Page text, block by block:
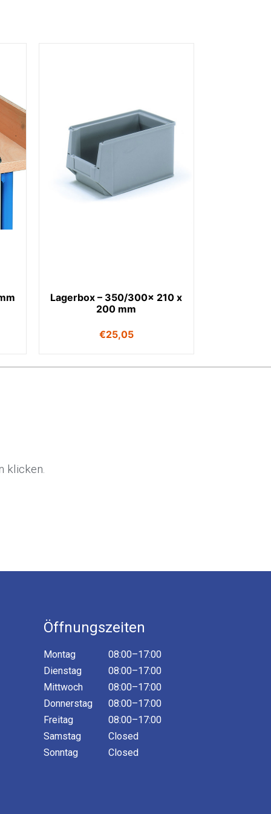
Lagerbox – 350/300x 210 x
200 mm
€25,05
klicken.
Öffnungszeiten
Montag
Dienstag
Mittwoch
Donnerstag
Freitag
Samstag
Sonntag
08:00–17:00
08:00–17:00
08:00–17:00
08:00–17:00
08:00–17:00
Closed
Closed